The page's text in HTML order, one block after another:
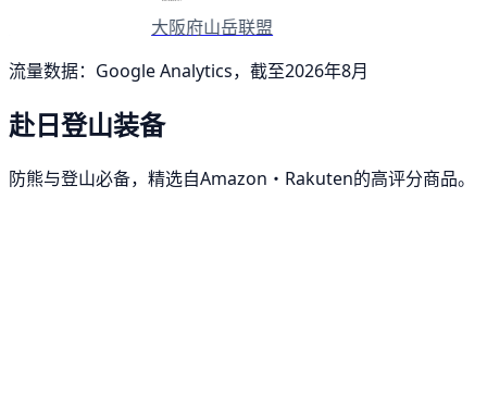
大阪府山岳联盟
流量数据：Google Analytics，截至2026年8月
赴日登山装备
防熊与登山必备，精选自Amazon・Rakuten的高评分商品。